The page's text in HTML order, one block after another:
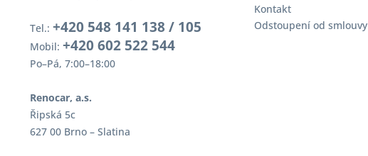
Tel.: +420 548 141 138 / 105
Mobil: +420 602 522 544
Po–Pá, 7:00–18:00
Renocar, a.s.
Řipská 5c
627 00 Brno – Slatina
Kontakt
Odstoupení od smlouvy